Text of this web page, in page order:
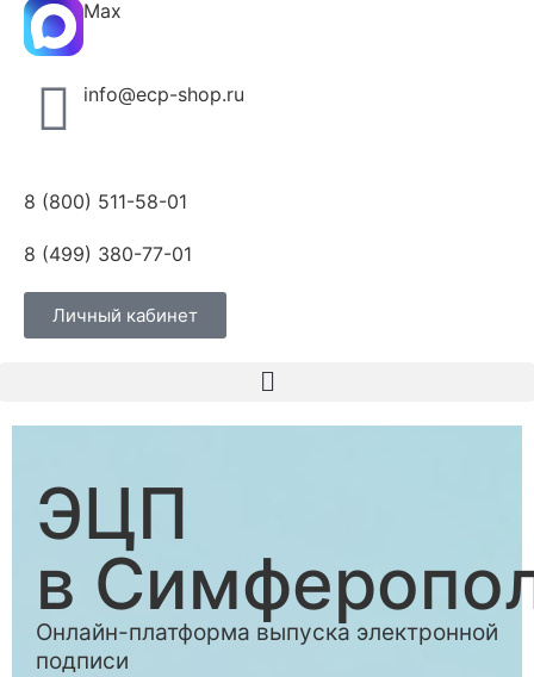
Max
info@ecp-shop.ru
8 (800) 511-58-01
8 (499) 380-77-01
Личный кабинет
ЭЦП
в
Онлайн-платформа выпуска электронной
подписи